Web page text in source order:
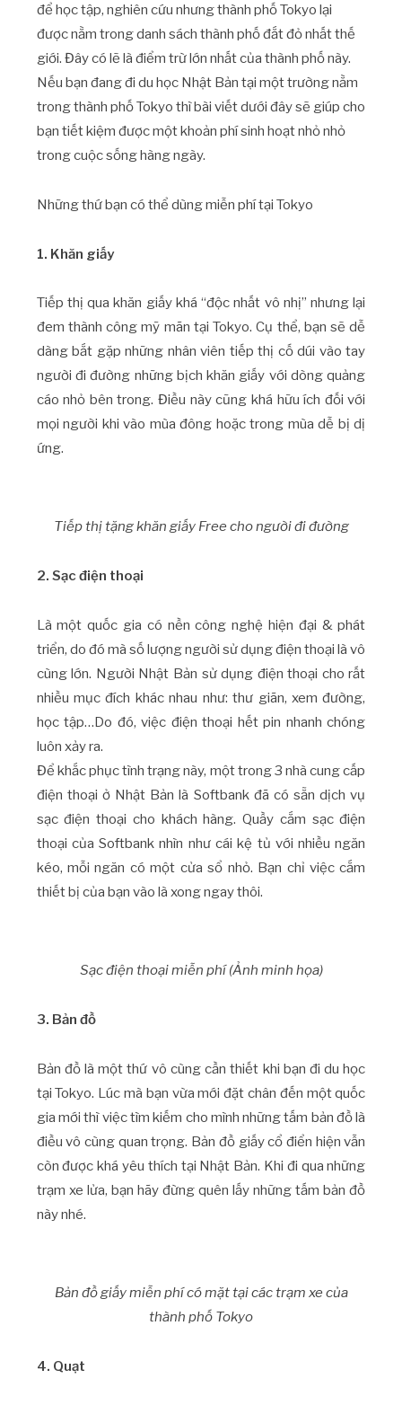
để học tập, nghiên cứu nhưng thành phố Tokyo lại
được nằm trong danh sách thành phố đắt đỏ nhất thế
giới. Đây có lẽ là điểm trừ lớn nhất của thành phố này.
Nếu bạn đang đi du học Nhật Bản tại một trường nằm
trong thành phố Tokyo thì bài viết dưới đây sẽ giúp cho
bạn tiết kiệm được một khoản phí sinh hoạt nhỏ nhỏ
trong cuộc sống hàng ngày.
Những thứ bạn có thể dùng miễn phí tại Tokyo
1. Khăn giấy
Tiếp thị qua khăn giấy khá “độc nhất vô nhị” nhưng lại
đem thành công mỹ mãn tại Tokyo. Cụ thể, bạn sẽ dễ
dàng bắt gặp những nhân viên tiếp thị cố dúi vào tay
người đi đường những bịch khăn giấy với dòng quảng
cáo nhỏ bên trong. Điều này cũng khá hữu ích đối với
mọi người khi vào mùa đông hoặc trong mùa dễ bị dị
ứng.
Tiếp thị tặng khăn giấy Free cho người đi đường
2. Sạc điện thoại
Là một quốc gia có nền công nghệ hiện đại & phát
triển, do đó mà số lượng người sử dụng điện thoại là vô
cùng lớn. Người Nhật Bản sử dụng điện thoại cho rất
nhiều mục đích khác nhau như: thư giãn, xem đường,
học tập…Do đó, việc điện thoại hết pin nhanh chóng
luôn xảy ra.
Để khắc phục tình trạng này, một trong 3 nhà cung cấp
điện thoại ở Nhật Bản là Softbank đã có sẵn dịch vụ
sạc điện thoại cho khách hàng. Quầy cắm sạc điện
thoại của Softbank nhìn như cái kệ tủ với nhiều ngăn
kéo, mỗi ngăn có một cửa sổ nhỏ. Bạn chỉ việc cắm
thiết bị của bạn vào là xong ngay thôi.
Sạc điện thoại miễn phí (Ảnh minh họa)
3. Bản đồ
Bản đồ là một thứ vô cùng cần thiết khi bạn đi du học
tại Tokyo. Lúc mà bạn vừa mới đặt chân đến một quốc
gia mới thì việc tìm kiếm cho mình những tấm bản đồ là
điều vô cùng quan trọng. Bản đồ giấy cổ điển hiện vẫn
còn được khá yêu thích tại Nhật Bản. Khi đi qua những
trạm xe lửa, bạn hãy đừng quên lấy những tấm bản đồ
này nhé.
Bản đồ giấy miễn phí có mặt tại các trạm xe của
thành phố Tokyo
4. Quạt